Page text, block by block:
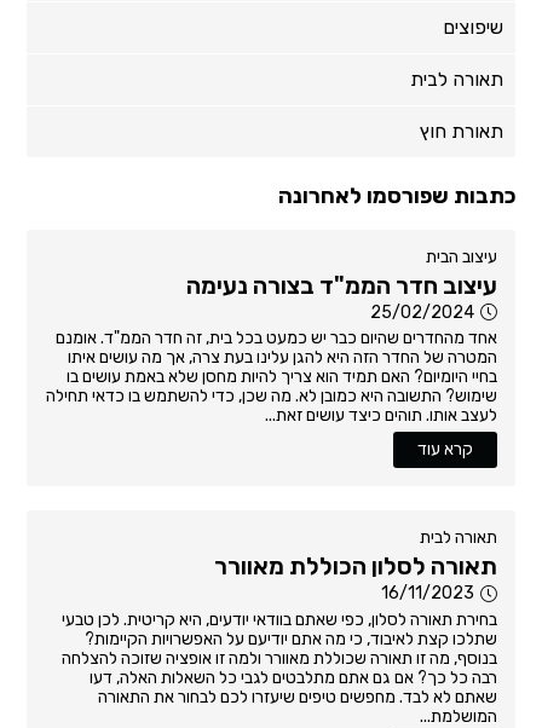
שיפוצים
תאורה לבית
תאורת חוץ
כתבות שפורסמו לאחרונה
עיצוב הבית
עיצוב חדר הממ"ד בצורה נעימה
25/02/2024
אחד מהחדרים שהיום כבר יש כמעט בכל בית, זה חדר הממ"ד. אומנם
המטרה של החדר הזה היא להגן עלינו בעת צרה, אך מה עושים איתו
בחיי היומיום? האם תמיד הוא צריך להיות מחסן שלא באמת עושים בו
שימוש? התשובה היא כמובן לא. מה שכן, כדי להשתמש בו כדאי תחילה
לעצב אותו. תוהים כיצד עושים זאת...
קרא עוד
תאורה לבית
תאורה לסלון הכוללת מאוורר
16/11/2023
בחירת תאורה לסלון, כפי שאתם בוודאי יודעים, היא קריטית. לכן טבעי
שתלכו קצת לאיבוד, כי מה אתם יודיעם על האפשרויות הקיימות?
בנוסף, מה זו תאורה שכוללת מאוורר ולמה זו אופציה שזוכה להצלחה
רבה כל כך? אם גם אתם מתלבטים לגבי כל השאלות האלה, דעו
שאתם לא לבד. מחפשים טיפים שיעזרו לכם לבחור את התאורה
המושלמת...